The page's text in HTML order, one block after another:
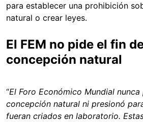
para establecer una prohibición
natural o crear leyes.
El FEM no pide el fin
concepción natural
“El Foro Económico Mundial
concepción natural ni presionó
fueran criados en laboratorio.